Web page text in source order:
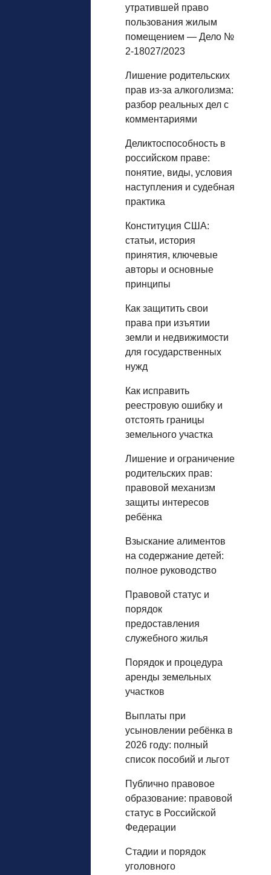
утратившей право
пользования жилым
помещением — Дело №
2-18027/2023
Лишение родительских
прав из‑за алкоголизма:
разбор реальных дел с
комментариями
Деликтоспособность в
российском праве:
понятие, виды, условия
наступления и судебная
практика
Конституция США:
статьи, история
принятия, ключевые
авторы и основные
принципы
Как защитить свои
права при изъятии
земли и недвижимости
для государственных
нужд
Как исправить
реестровую ошибку и
отстоять границы
земельного участка
Лишение и ограничение
родительских прав:
правовой механизм
защиты интересов
ребёнка
Взыскание алиментов
на содержание детей:
полное руководство
Правовой статус и
порядок
предоставления
служебного жилья
Порядок и процедура
аренды земельных
участков
Выплаты при
усыновлении ребёнка в
2026 году: полный
список пособий и льгот
Публично правовое
образование: правовой
статус в Российской
Федерации
Стадии и порядок
уголовного